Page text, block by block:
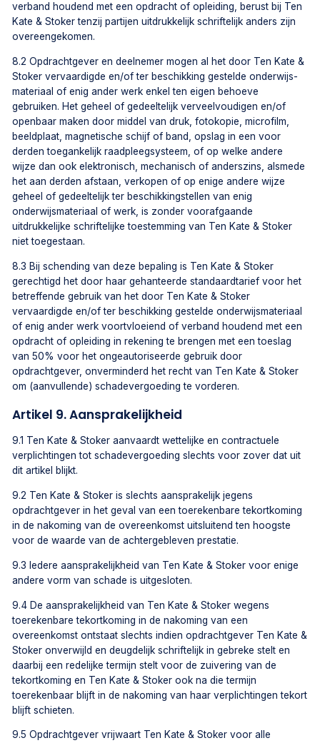
verband houdend met een opdracht of opleiding, berust bij Ten
Kate & Stoker tenzij partijen uitdrukkelijk schriftelijk anders zijn
overeengekomen.
8.2 Opdrachtgever en deelnemer mogen al het door Ten Kate &
Stoker vervaardigde en/of ter beschikking gestelde onderwijs-
materiaal of enig ander werk enkel ten eigen behoeve
gebruiken. Het geheel of gedeeltelijk verveelvoudigen en/of
openbaar maken door middel van druk, fotokopie, microfilm,
beeldplaat, magnetische schijf of band, opslag in een voor
derden toegankelijk raadpleegsysteem, of op welke andere
wijze dan ook elektronisch, mechanisch of anderszins, alsmede
het aan derden afstaan, verkopen of op enige andere wijze
geheel of gedeeltelijk ter beschikkingstellen van enig
onderwijsmateriaal of werk, is zonder voorafgaande
uitdrukkelijke schriftelijke toestemming van Ten Kate & Stoker
niet toegestaan.
8.3 Bij schending van deze bepaling is Ten Kate & Stoker
gerechtigd het door haar gehanteerde standaardtarief voor het
betreffende gebruik van het door Ten Kate & Stoker
vervaardigde en/of ter beschikking gestelde onderwijsmateriaal
of enig ander werk voortvloeiend of verband houdend met een
opdracht of opleiding in rekening te brengen met een toeslag
van 50% voor het ongeautoriseerde gebruik door
opdrachtgever, onverminderd het recht van Ten Kate & Stoker
om (aanvullende) schadevergoeding te vorderen.
Artikel 9. Aansprakelijkheid
9.1 Ten Kate & Stoker aanvaardt wettelijke en contractuele
verplichtingen tot schadevergoeding slechts voor zover dat uit
dit artikel blijkt.
9.2 Ten Kate & Stoker is slechts aansprakelijk jegens
opdrachtgever in het geval van een toerekenbare tekortkoming
in de nakoming van de overeenkomst uitsluitend ten hoogste
voor de waarde van de achtergebleven prestatie.
9.3 Iedere aansprakelijkheid van Ten Kate & Stoker voor enige
andere vorm van schade is uitgesloten.
9.4 De aansprakelijkheid van Ten Kate & Stoker wegens
toerekenbare tekortkoming in de nakoming van een
overeenkomst ontstaat slechts indien opdrachtgever Ten Kate &
Stoker onverwijld en deugdelijk schriftelijk in gebreke stelt en
daarbij een redelijke termijn stelt voor de zuivering van de
tekortkoming en Ten Kate & Stoker ook na die termijn
toerekenbaar blijft in de nakoming van haar verplichtingen tekort
blijft schieten.
9.5 Opdrachtgever vrijwaart Ten Kate & Stoker voor alle